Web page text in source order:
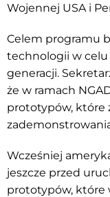
Wojennej USA i
Celem programu
technologii w celu
generacji.
że w ramach
prototypów, które
Wcześniej
jeszcze przed
prototypów, które